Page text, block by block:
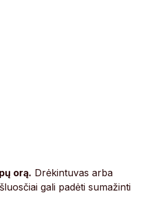
orą. Drėkintuvas arba
gali padėti sumažinti